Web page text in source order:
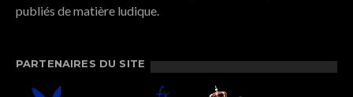
publiés de matière ludique.
PARTENAIRES DU SITE